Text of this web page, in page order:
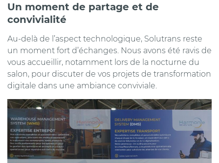
Un moment de partage et de
convivialité
Au-delà de l’aspect technologique, Solutrans reste
un moment fort d’échanges. Nous avons été ravis de
vous accueillir, notamment lors de la nocturne du
salon, pour discuter de vos projets de transformation
digitale dans une ambiance conviviale.